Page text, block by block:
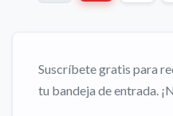
Suscríbete gratis para
tu bandeja de entrada.